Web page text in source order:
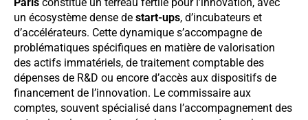
un écosystème dense de start-ups, d’incubateurs et
d’accélérateurs. Cette dynamique s’accompagne de
problématiques spécifiques en matière de valorisation
des actifs immatériels, de traitement comptable des
dépenses de R&D ou encore d’accès aux dispositifs de
financement de l’innovation. Le commissaire aux
comptes, souvent spécialisé dans l’accompagnement des